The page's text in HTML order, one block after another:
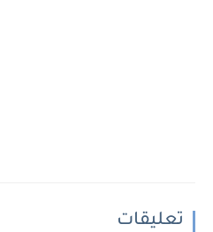
تعليقات